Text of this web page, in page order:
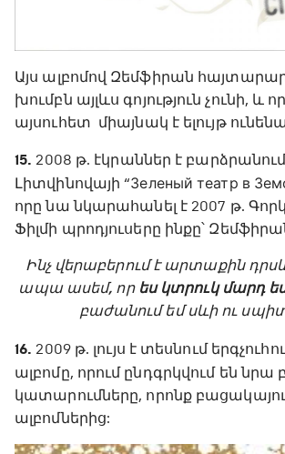
Այս ալբոմով Զեմֆիրան
խումբն այլևս գոյություն չունի, և
այսուհետ միայնակ է ելույթ
15. 2008 թ. էկրաններ է
Լիտվինովայի “Зеленый театр в
որը նա նկարահանել է 2007 թ.
Ֆիլմի պրոդյուսերը ինքը՝
Ինչ վերաբերում է արտաքին
ապա ասեմ, որ ես կտրուկ մարդ
բաժանում եմ սևի ու
16. 2009 թ. լույս է տեսնում
ալբոմը, որում ընդգրկվում են նրա
կատարումները, որոնք
ալբոմներից: